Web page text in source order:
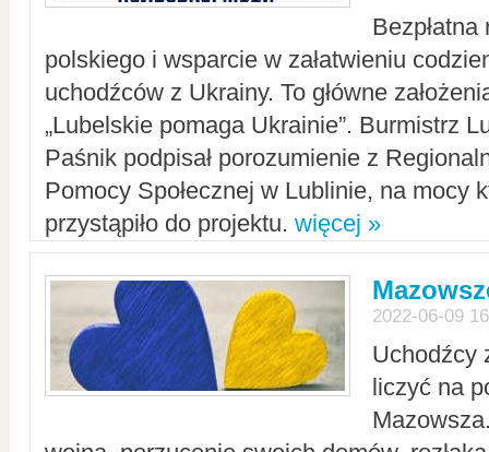
polskiego i wsparcie w załatwieniu
uchodźców z Ukrainy. To główne
„Lubelskie pomaga Ukrainie”. Burmistrz
Paśnik podpisał porozumienie z
Pomocy Społecznej w Lublinie, na mocy
przystąpiło do projektu. więcej »
2022-06-09
Uchodźcy
liczyć na